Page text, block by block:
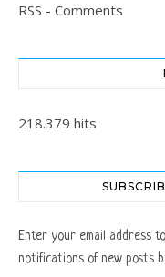
RSS - Comments
218.379 hits
Enter your email address
notifications of new posts